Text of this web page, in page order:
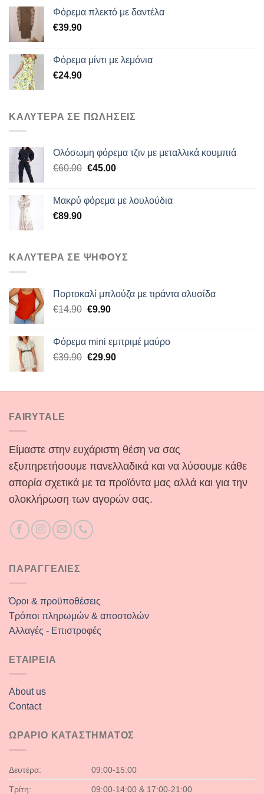
Φόρεμα πλεκτό με δαντέλα
€39.90
Φόρεμα μίντι με λεμόνια
€24.90
ΚΑΛΥΤΕΡΑ ΣΕ ΠΩΛΗΣΕΙΣ
Ολόσωμη φόρεμα τζιν με μεταλλικά κουμπιά
€60.00 Original
€60.00.
€45.00Η
είναι:
Μακρύ φόρεμα με λουλούδια
€89.90
ΚΑΛΥΤΕΡΑ ΣΕ ΨΗΦΟΥΣ
Πορτοκαλί μπλούζα με τιράντα αλυσίδα
€14.90 Original
€14.90.
€9.90Η
είναι:
€9.90.
Φόρεμα mini εμπριμέ μαύρο
€39.90 Original
€39.90.
€29.90Η
είναι:
FAIRYTALE
Είμαστε στην ευχάριστη θέση να σας
εξυπηρετήσουμε πανελλαδικά και να λύσουμε κάθε
απορία σχετικά με τα προϊόντα μας αλλά και για την
ολοκλήρωση των αγορών σας.
ΠΑΡΑΓΓΕΛΙΕΣ
Όροι & προϋποθέσεις
Τρόποι πληρωμών & αποστολών
Αλλαγές - Επιστροφές
ΕΤΑΙΡΕΙΑ
About us
Contact
ΩΡΑΡΙΟ ΚΑΤΑΣΤΗΜΑΤΟΣ
Δευτέρα: 09:00-15:00
Τρίτη: 09:00-14:00 & 17:00-21:00